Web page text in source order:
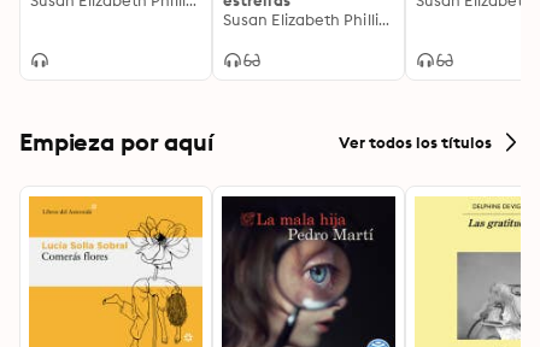
Susan Elizabeth Phillips
Empieza por aquí Ver todos los títulos